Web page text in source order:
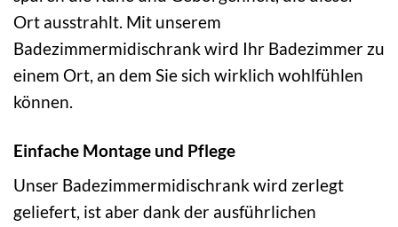
Ort ausstrahlt. Mit unserem
Badezimmermidischrank wird Ihr Badezimmer zu
einem Ort, an dem Sie sich wirklich wohlfühlen
können.
Einfache Montage und Pflege
Unser Badezimmermidischrank wird zerlegt
geliefert, ist aber dank der ausführlichen